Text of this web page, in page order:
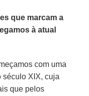
que marcam a
à atual
com uma
século XIX, cuja
que pelos